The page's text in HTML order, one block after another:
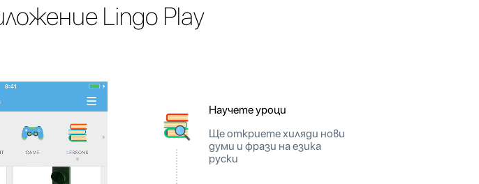
Lingo Play
Научете уроци
Ще откриете хиляди нови
думи и фрази на езика
руски